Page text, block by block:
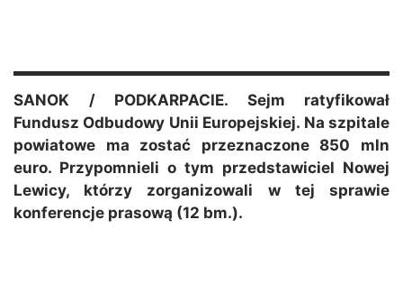
SANOK / PODKARPACIE. Sejm ratyfikował
Fundusz Odbudowy Unii Europejskiej. Na szpitale
powiatowe ma zostać przeznaczone 850 mln
euro. Przypomnieli o tym przedstawiciel Nowej
Lewicy, którzy zorganizowali w tej sprawie
konferencje prasową (12 bm.).